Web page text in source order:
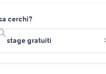
cerchi?